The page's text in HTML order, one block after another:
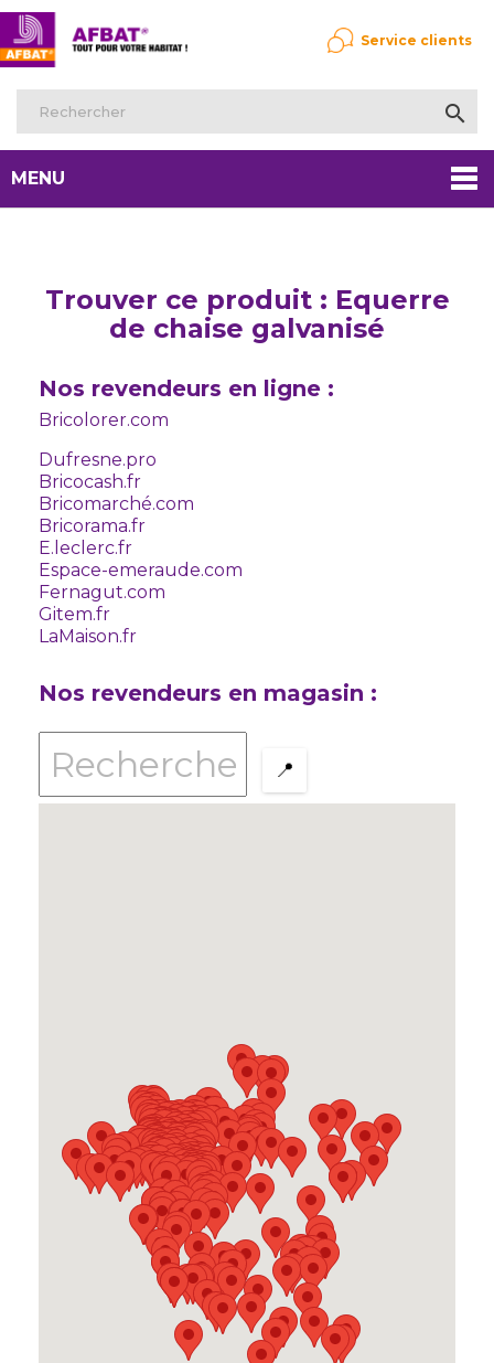

Service clients
MENU
Trouver ce produit : Equerre
de chaise galvanisé
Nos revendeurs en ligne :
Bricolorer.com
Dufresne.pro
Bricocash.fr
Bricomarché.com
Bricorama.fr
E.leclerc.fr
Espace-emeraude.com
Fernagut.com
Gitem.fr
LaMaison.fr
Nos revendeurs en magasin :
📍